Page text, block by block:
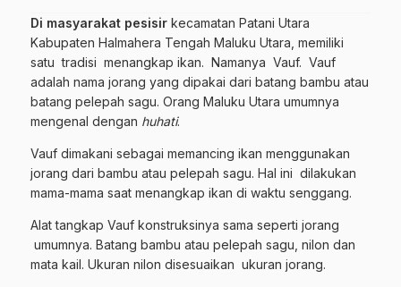
Di masyarakat pesisir kecamatan Patani Utara
Kabupaten Halmahera Tengah Maluku Utara, memiliki
satu tradisi menangkap ikan. Namanya Vauf. Vauf
adalah nama jorang yang dipakai dari batang bambu atau
batang pelepah sagu. Orang Maluku Utara umumnya
mengenal dengan huhati.
Vauf dimakani sebagai memancing ikan menggunakan
jorang dari bambu atau pelepah sagu. Hal ini dilakukan
mama-mama saat menangkap ikan di waktu senggang.
Alat tangkap Vauf konstruksinya sama seperti jorang
umumnya. Batang bambu atau pelepah sagu, nilon dan
mata kail. Ukuran nilon disesuaikan ukuran jorang.